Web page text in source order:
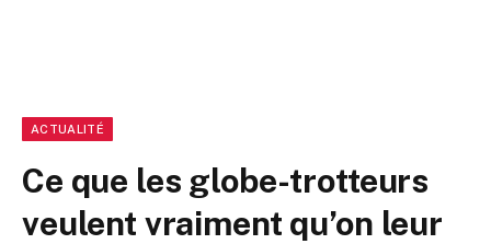
ACTUALITÉ
Ce que les globe-trotteurs
veulent vraiment qu’on leur